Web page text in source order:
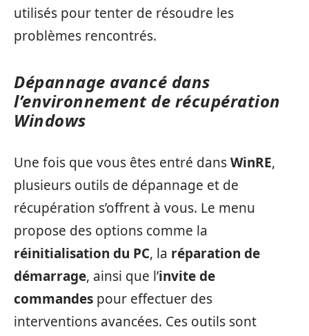
utilisés pour tenter de résoudre les
problèmes rencontrés.
Dépannage avancé dans
l’environnement de récupération
Windows
Une fois que vous êtes entré dansWinRE,
plusieurs outils de dépannage et de
récupération s’offrent à vous. Le menu
propose des options comme la
réinitialisation du PC, la réparation de
démarrage, ainsi que l’invite de
commandes pour effectuer des
interventions avancées. Ces outils sont